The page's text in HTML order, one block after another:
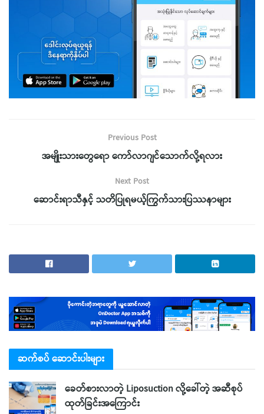
Previous Post
အမျိုးသားတွေရော ကော်လာဂျင်သောက်လို့ရလား
Next Post
ဆောင်းရာသီနှင့် သတိပြုရမယ့်ကြွက်သားပြဿနာများ
ဆက်စပ် ဆောင်းပါးများ
ခေတ်စားလာတဲ့ Liposuction လို့ခေါ်တဲ့ အဆီစုပ်
ထုတ်ခြင်းအကြောင်း